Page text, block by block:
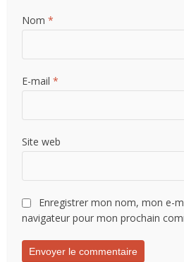
Nom*
E-mail*
Site web
Enregistrer mon nom, mon e-
navigateur pour mon prochain